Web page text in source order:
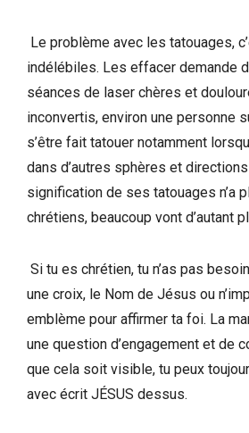
Le problème avec les tatouages,
indélébiles. Les effacer demande
séances de laser chères et
inconvertis, environ une personne
s’être fait tatouer notamment
dans d’autres sphères et
signification de ses tatouages n’a
chrétiens, beaucoup vont d’autant
Si tu es chrétien, tu n’as pas
une croix, le Nom de Jésus ou
emblème pour affirmer ta foi. La
une question d’engagement et de
que cela soit visible, tu peux
avec écrit JÉSUS dessus.